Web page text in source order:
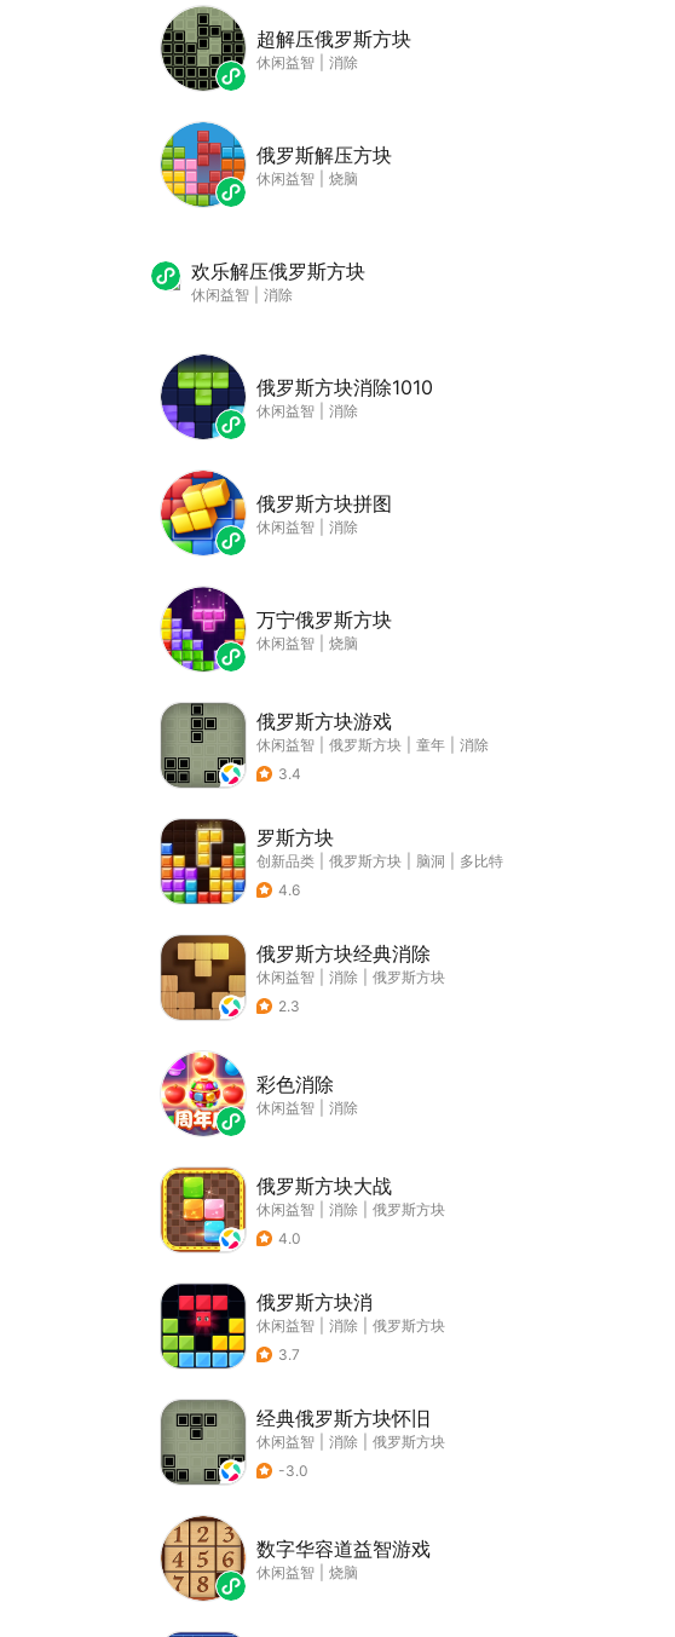
超解压俄罗斯方块
休闲益智 消除
俄罗斯解压方块
休闲益智 烧脑
欢乐解压俄罗斯方块
休闲益智 消除
俄罗斯方块消除1010
休闲益智 消除
俄罗斯方块拼图
休闲益智 消除
万宁俄罗斯方块
休闲益智 烧脑
俄罗斯方块游戏
休闲益智 俄罗斯方块 童年
消除
3.4
罗斯方块
创新品类 俄罗斯方块 脑洞
多比特
4.6
俄罗斯方块经典消除
休闲益智 消除
俄罗斯方块
2.3
彩色消除
休闲益智 消除
俄罗斯方块大战
休闲益智 消除
俄罗斯方块
4.0
俄罗斯方块消
休闲益智 消除
俄罗斯方块
3.7
经典俄罗斯方块怀旧
休闲益智 消除
俄罗斯方块
-3.0
数字华容道益智游戏
休闲益智 烧脑